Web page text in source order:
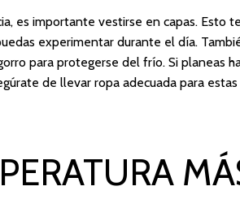
es importante vestirse en capas. Esto te
experimentar durante el día.
para protegerse del frío. Si planeas
de llevar ropa adecuada para estas